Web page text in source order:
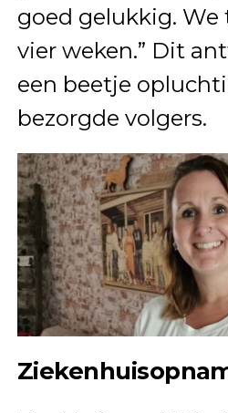
goed gelukkig. We
vier weken.” Dit
een beetje
bezorgde volgers.